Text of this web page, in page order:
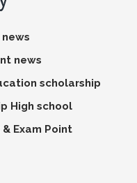
news
scholarship
High school
Exam Point